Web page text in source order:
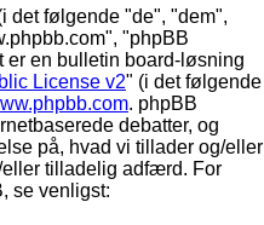
det følgende "de", "dem",
"phpBB
er en bulletin board-løsning
License v2" (i det følgende
. phpBB
debatter, og
på, hvad vi tillader og/eller
tilladelig adfærd. For
se venligst: